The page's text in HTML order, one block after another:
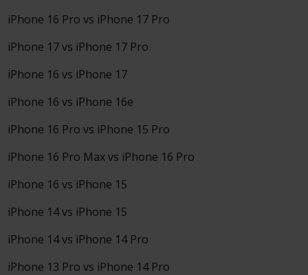
iPhone 16 Pro vs iPhone 17 Pro
iPhone 17 vs iPhone 17 Pro
iPhone 16 vs iPhone 17
iPhone 16 vs iPhone 16e
iPhone 16 Pro vs iPhone 15 Pro
iPhone 16 Pro Max vs iPhone 16 Pro
iPhone 16 vs iPhone 15
iPhone 14 vs iPhone 15
iPhone 14 vs iPhone 14 Pro
iPhone 13 Pro vs iPhone 14 Pro